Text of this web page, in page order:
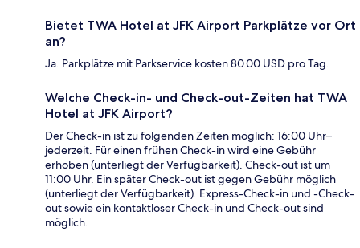
Bietet TWA Hotel at JFK Airport Parkplätze vor Ort
an?
Ja. Parkplätze mit Parkservice kosten 80.00 USD pro Tag.
Welche Check-in- und Check-out-Zeiten hat TWA
Hotel at JFK Airport?
Der Check-in ist zu folgenden Zeiten möglich: 16:00 Uhr–
jederzeit. Für einen frühen Check-in wird eine Gebühr
erhoben (unterliegt der Verfügbarkeit). Check-out ist um
11:00 Uhr. Ein später Check-out ist gegen Gebühr möglich
(unterliegt der Verfügbarkeit). Express-Check-in und -Check-
out sowie ein kontaktloser Check-in und Check-out sind
möglich.